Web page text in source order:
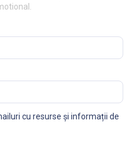
cu resurse și informații de